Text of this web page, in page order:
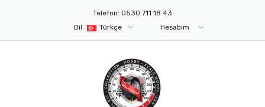
Telefon: 0530 711 18 43
Dil
Türkçe Hesabım